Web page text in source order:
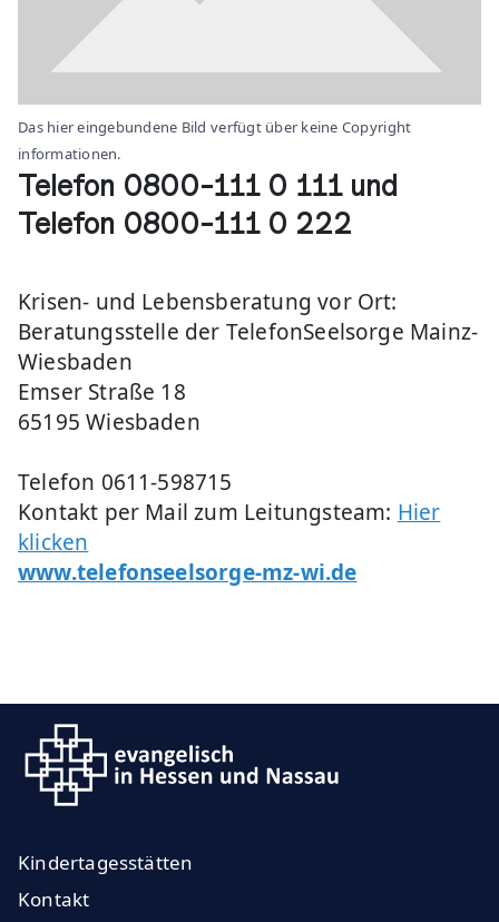
Das hier eingebundene Bild verfügt über keine Copyright
informationen.
Telefon 0800-111 0 111 und
Telefon 0800-111 0 222
Krisen- und Lebensberatung vor Ort:
Beratungsstelle der TelefonSeelsorge Mainz-
Wiesbaden
Emser Straße 18
65195 Wiesbaden
Telefon 0611-598715
Kontakt per Mail zum Leitungsteam: Hier
klicken
www.telefonseelsorge-mz-wi.de
Kindertagesstätten
Kontakt